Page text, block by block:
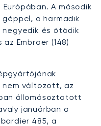
A második
a harmadik
és ötödik
Embraer (148)
nem változott, az
állomásoztatott
januárban a
485, a